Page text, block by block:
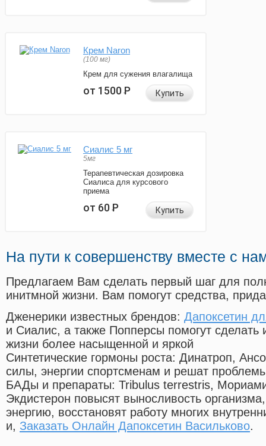
Крем Naron
(100 мг)
Крем для сужения влагалища
от 1500Р Купить
Сиалис 5 мг
5мг
Терапевтическая дозировка
Сиалиса для курсового
приема
от 60Р Купить
На пути к совершенству вместе с
Предлагаем Вам сделать первый шаг для
инитмной жизни. Вам помогут средства,
Дженерики известных брендов: Дапоксетин
и Сиалис, а также Попперсы помогут
жизни более насыщенной и яркой
Синтетические гормоны роста: Динатроп,
силы, энергии спортсменам и решат
БАДы и препараты: Tribulus terrestris,
Экдистерон повысят выносливость
энергию, восстановят работу многих
и, Заказать Онлайн Дапоксетин Васильково.